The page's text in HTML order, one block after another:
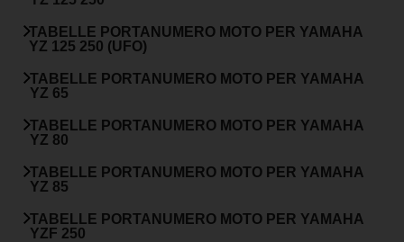
TABELLE PORTANUMERO MOTO PER YAMAHA
YZ 125 250 (UFO)
TABELLE PORTANUMERO MOTO PER YAMAHA
YZ 65
TABELLE PORTANUMERO MOTO PER YAMAHA
YZ 80
TABELLE PORTANUMERO MOTO PER YAMAHA
YZ 85
TABELLE PORTANUMERO MOTO PER YAMAHA
YZF 250